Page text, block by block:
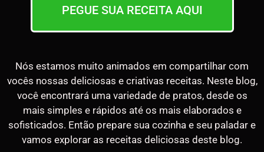
PEGUE SUA RECEITA AQUI
Nós estamos muito animados em compartilhar com
vocês nossas deliciosas e criativas receitas. Neste blog,
você encontrará uma variedade de pratos, desde os
mais simples e rápidos até os mais elaborados e
sofisticados. Então prepare sua cozinha e seu paladar e
vamos explorar as receitas deliciosas deste blog.